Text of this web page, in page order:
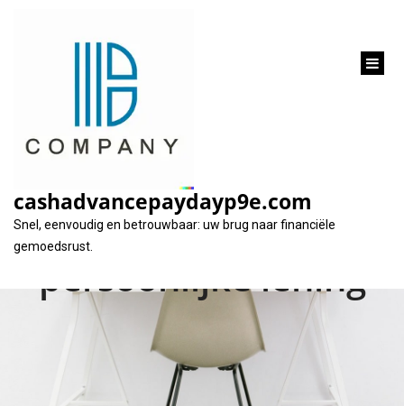
cashadvancepaydayp9e.com
Snel, eenvoudig en betrouwbaar: uw brug naar financiële
gemoedsrust.
Alles wat u moet
weten over de
rentevoet van een
persoonlijke lening